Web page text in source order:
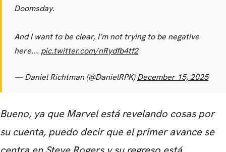
Doomsday.
And I want to be clear, I’m not trying to be negative
here.… pic.twitter.com/nRydfb4tf2
— Daniel Richtman (@DanielRPK)December 15, 2025
Bueno, ya que Marvel está revelando cosas por
su cuenta, puedo decir que el primer avance se